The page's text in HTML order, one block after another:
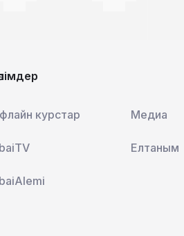
курстар Медиа
Елтаным